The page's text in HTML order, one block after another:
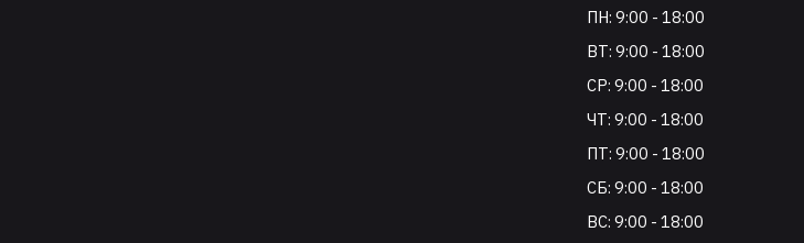
ПН: 9:00 - 18:00
ВТ: 9:00 - 18:00
СР: 9:00 - 18:00
ЧТ: 9:00 - 18:00
ПТ: 9:00 - 18:00
СБ: 9:00 - 18:00
ВС: 9:00 - 18:00